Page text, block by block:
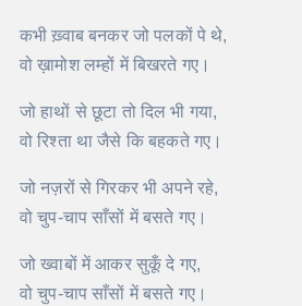
कभी ख़्वाब बनकर जो पलकों पे थे,
वो ख़ामोश लम्हों में बिखरते गए।
जो हाथों से छूटा तो दिल भी गया,
वो रिश्ता था जैसे कि बहकते गए।
जो नज़रों से गिरकर भी अपने रहे,
वो चुप-चाप साँसों में बसते गए।
जो ख्वाबों में आकर सुकूँ दे गए,
वो चुप-चाप साँसों में बसते गए।